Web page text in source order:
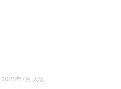
2026年7月 大阪